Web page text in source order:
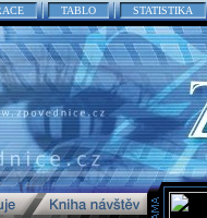
TABLO STATISTIKA